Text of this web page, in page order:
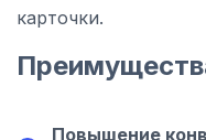
карточки.
Повышение